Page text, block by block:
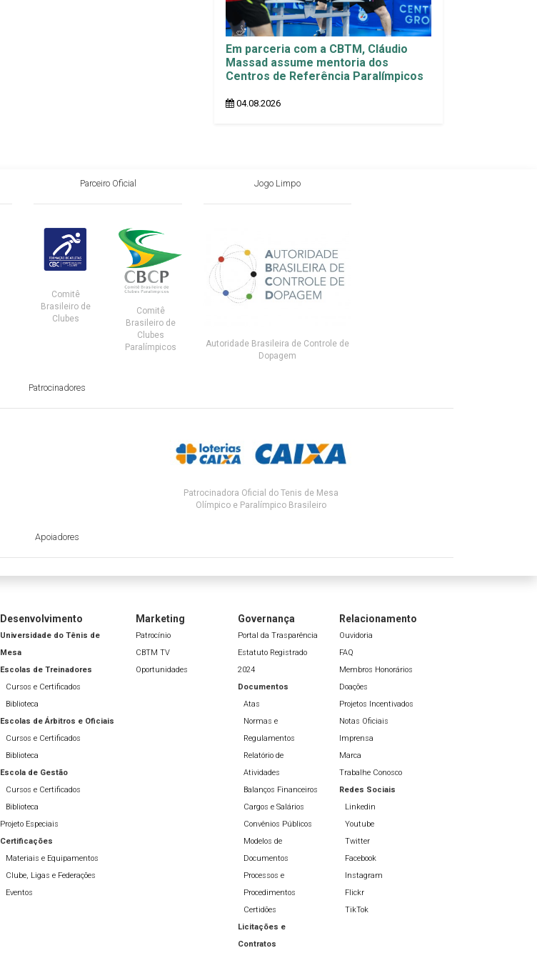
Em parceria com a CBTM, Cláudio
Massad assume mentoria dos
Centros de Referência Paralímpicos
04.08.2026
Parceiro Oficial
Comitê
Brasileiro de
Clubes
Comitê
Brasileiro de
Clubes
Paralímpicos
Jogo Limpo
Autoridade Brasileira de Controle de
Dopagem
Patrocinadores
Patrocinadora Oficial do Tenis de Mesa
Olímpico e Paralímpico Brasileiro
Apoiadores
Desenvolvimento
Universidade do Tênis de
Mesa
Escolas de Treinadores
Cursos e Certificados
Biblioteca
Escolas de Árbitros e Oficiais
Cursos e Certificados
Biblioteca
Escola de Gestão
Cursos e Certificados
Biblioteca
Projeto Especiais
Certificações
Materiais e Equipamentos
Clube, Ligas e Federações
Eventos
Marketing
Patrocínio
CBTM TV
Oportunidades
Governança
Portal da Trasparência
Estatuto Registrado
2024
Documentos
Atas
Normas e
Regulamentos
Relatório de
Atividades
Balanços Financeiros
Cargos e Salários
Convênios Públicos
Modelos de
Documentos
Processos e
Procedimentos
Certidões
Licitações e
Contratos
Relacionamento
Ouvidoria
FAQ
Membros Honorários
Doações
Projetos Incentivados
Notas Oficiais
Imprensa
Marca
Trabalhe Conosco
Redes Sociais
Linkedin
Youtube
Twitter
Facebook
Instagram
Flickr
TikTok